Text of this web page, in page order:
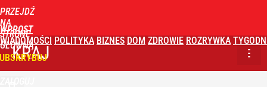
PRZEJDŹ
NA
STRONĘ
GŁÓWNĄ
WPROST
WIADOMOŚCI POLITYKA BIZNES DOM ZDROWIE ROZRYWKA
KRAJ